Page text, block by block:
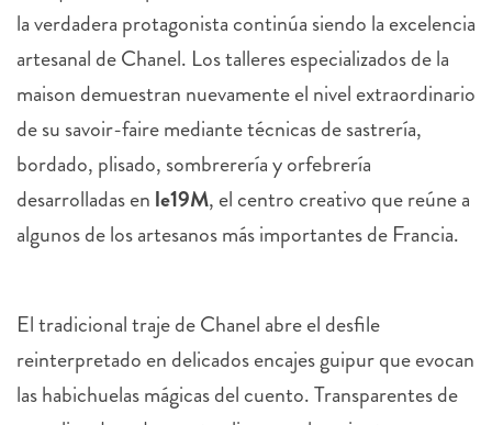
artesanal de Chanel. Los talleres especializados de la
maison demuestran nuevamente el nivel extraordinario
de su savoir-faire mediante técnicas de sastrería,
bordado, plisado, sombrerería y orfebrería
desarrolladas enle19M, el centro creativo que reúne a
algunos de los artesanos más importantes de Francia.
reinterpretado en delicados encajes guipur que evocan
las habichuelas mágicas del cuento. Transparentes de
muselina de seda aportan ligereza al conjunto,